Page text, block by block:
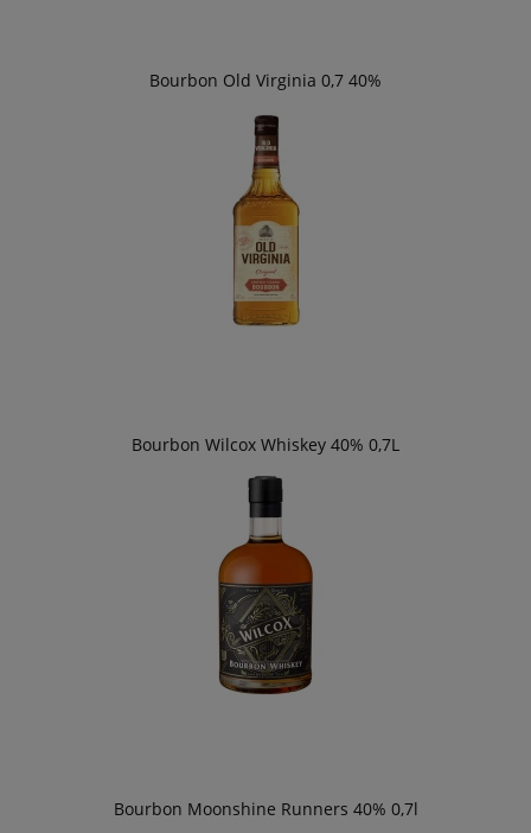
Bourbon Old Virginia 0,7 40%
Bourbon Wilcox Whiskey 40% 0,7L
Bourbon Moonshine Runners 40% 0,7l